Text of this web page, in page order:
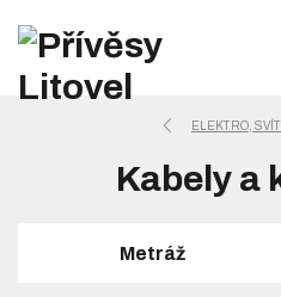
ELEKTRO,
Kabely a
Metráž